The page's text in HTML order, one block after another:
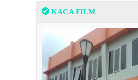
KACA FILM